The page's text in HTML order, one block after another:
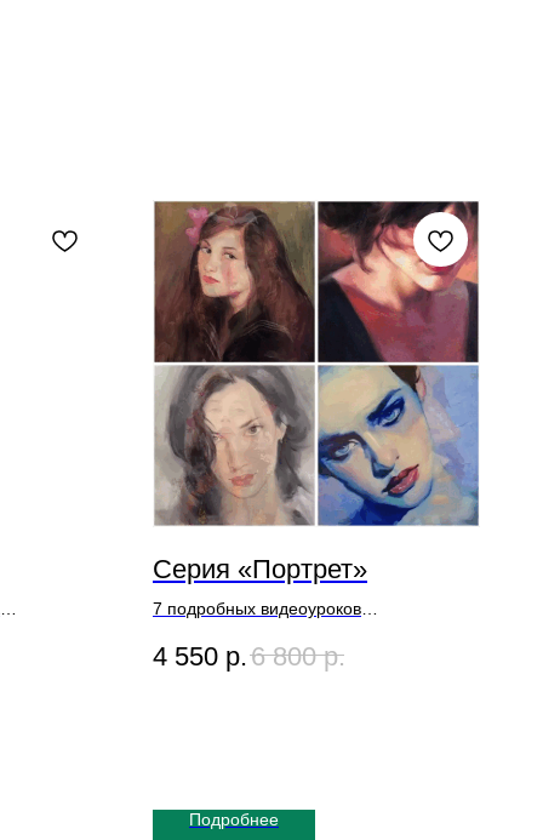
Серия «Портрет»
7 подробных видеоуроков
Доступ к урокам - Навсегда
4 550 р.6 800 р.
Подробнее